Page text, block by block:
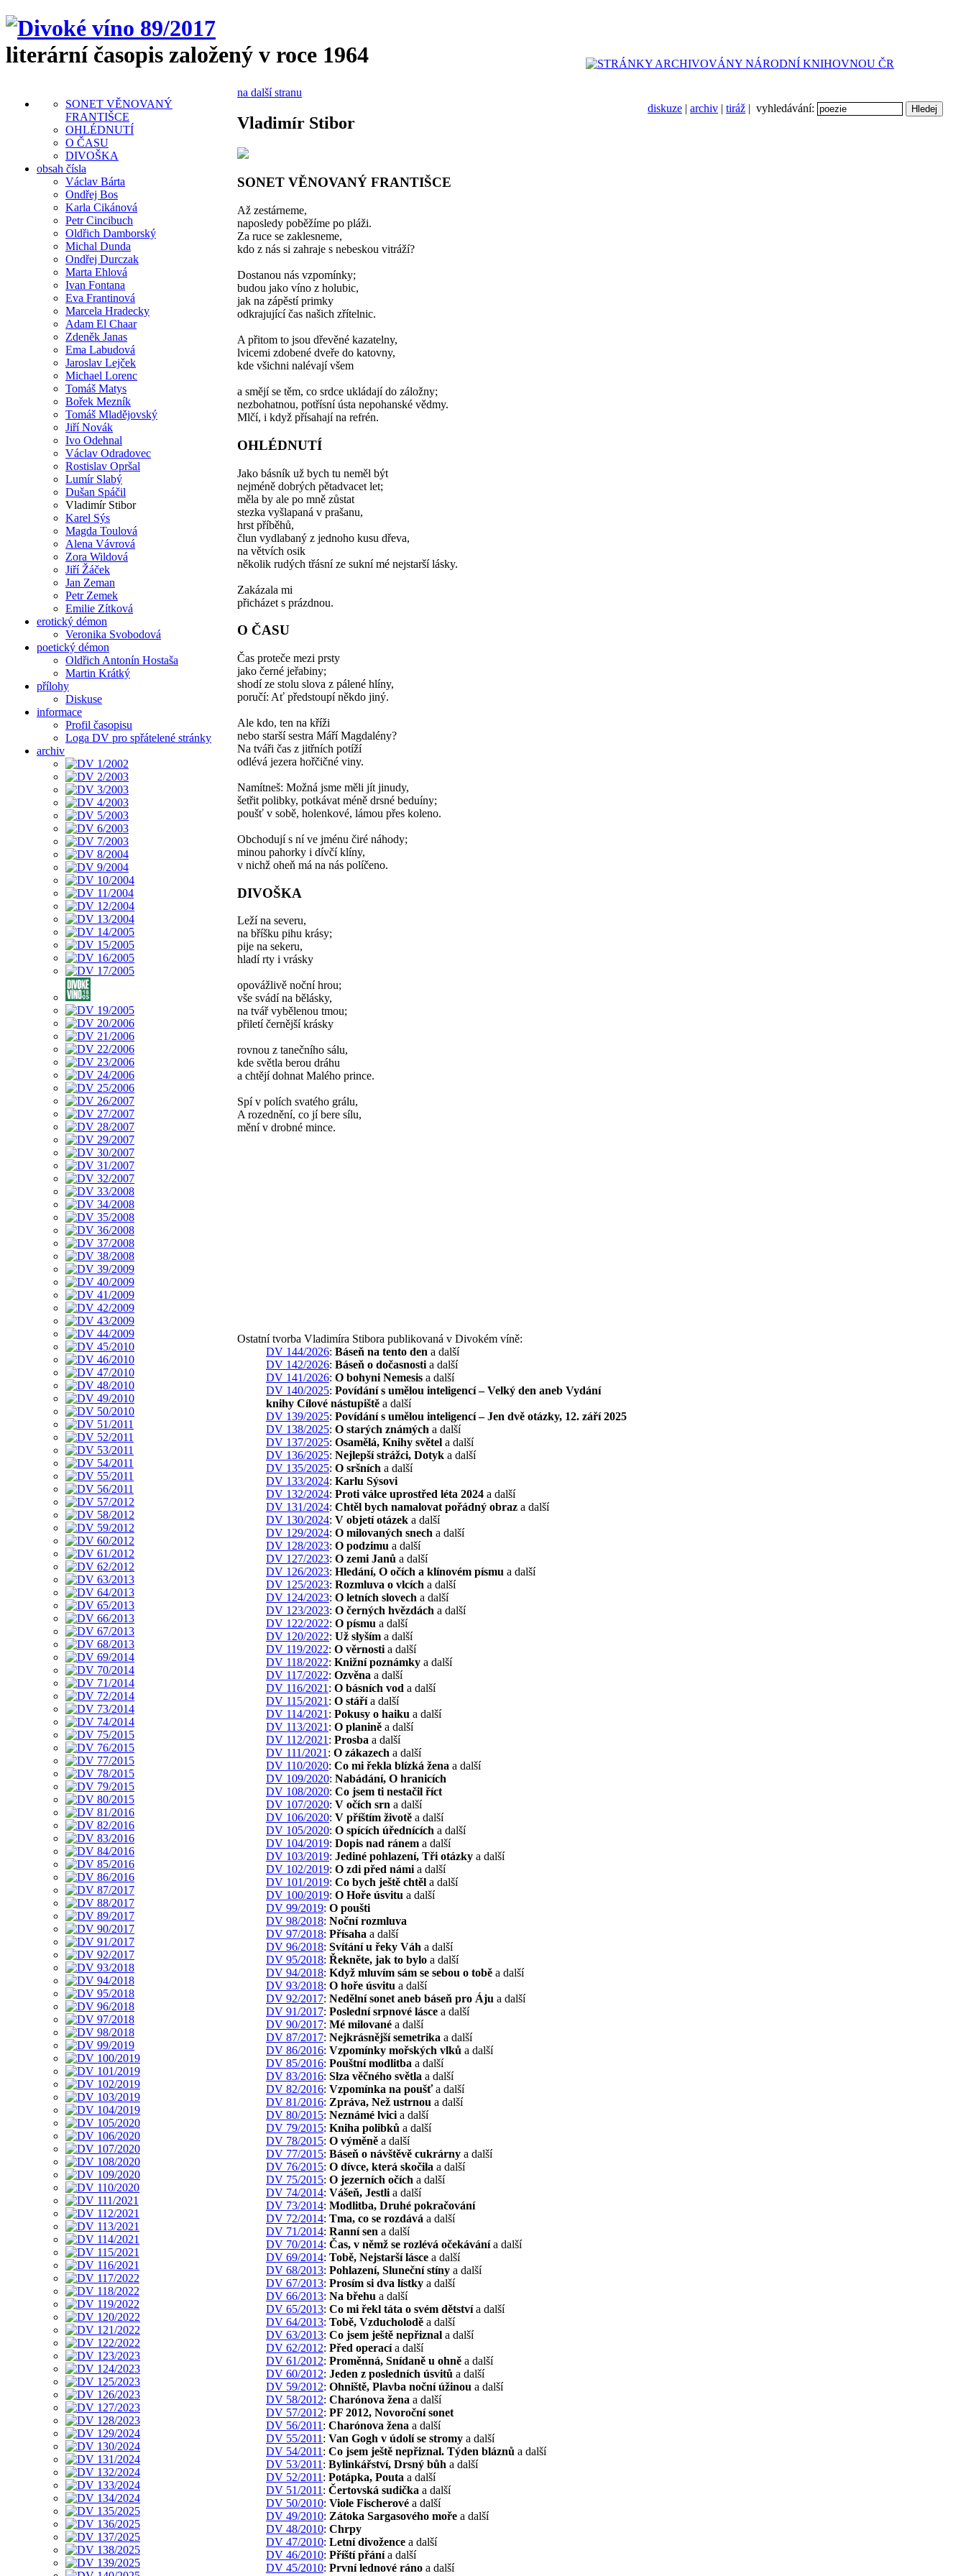
literární časopis založený v roce 1964
diskuze | archiv | tiráž | vyhledávání:
SONET VĚNOVANÝ
FRANTIŠCE
OHLÉDNUTÍ
O ČASU
DIVOŠKA
obsah čísla
Václav Bárta
Ondřej Bos
Karla Cikánová
Petr Cincibuch
Oldřich Damborský
Michal Dunda
Ondřej Durczak
Marta Ehlová
Ivan Fontana
Eva Frantinová
Marcela Hradecky
Adam El Chaar
Zdeněk Janas
Ema Labudová
Jaroslav Lejček
Michael Lorenc
Tomáš Matys
Bořek Mezník
Tomáš Mladějovský
Jiří Novák
Ivo Odehnal
Václav Odradovec
Rostislav Opršal
Lumír Slabý
Dušan Spáčil
Vladimír Stibor
Karel Sýs
Magda Toulová
Alena Vávrová
Zora Wildová
Jiří Žáček
Jan Zeman
Petr Zemek
Emilie Zítková
erotický démon
Veronika Svobodová
poetický démon
Oldřich Antonín Hostaša
Martin Krátký
přílohy
Diskuse
informace
Profil časopisu
Loga DV pro spřátelené stránky
archiv
na další stranu
Vladimír Stibor
SONET VĚNOVANÝ FRANTIŠCE
Až zestárneme,
naposledy poběžíme po pláži.
Za ruce se zaklesneme,
kdo z nás si zahraje s nebeskou vitráží?
Dostanou nás vzpomínky;
budou jako víno z holubic,
jak na zápěstí primky
odkrajující čas našich zřítelnic.
A přitom to jsou dřevěné kazatelny,
lvicemi zdobené dveře do katovny,
kde všichni nalévají všem
a smějí se těm, co srdce ukládají do záložny;
nezbohatnou, potřísní ústa nepohanské vědmy.
Mlčí, i když přísahají na refrén.
OHLÉDNUTÍ
Jako básník už bych tu neměl být
nejméně dobrých pětadvacet let;
měla by ale po mně zůstat
stezka vyšlapaná v prašanu,
hrst příběhů,
člun vydlabaný z jednoho kusu dřeva,
na větvích osik
několik rudých třásní ze sukní mé nejstarší lásky.
Zakázala mi
přicházet s prázdnou.
O ČASU
Čas proteče mezi prsty
jako černé jeřabiny;
shodí ze stolu slova z pálené hlíny,
poručí: Ať předstoupí někdo jiný.
Ale kdo, ten na kříži
nebo starší sestra Máří Magdalény?
Na tváři čas z jitřních potíží
odlévá jezera hořčičné viny.
Namítneš: Možná jsme měli jít jinudy,
šetřit polibky, potkávat méně drsné beduíny;
poušť v sobě, holenkové, lámou přes koleno.
Obchodují s ní ve jménu čiré náhody;
minou pahorky i dívčí klíny,
v nichž oheň má na nás políčeno.
DIVOŠKA
Leží na severu,
na bříšku pihu krásy;
pije na sekeru,
hladí rty i vrásky
opovážlivě noční hrou;
vše svádí na bělásky,
na tvář vybělenou tmou;
přiletí černější krásky
rovnou z tanečního sálu,
kde světla berou dráhu
a chtějí dohnat Malého prince.
Spí v polích svatého grálu,
A rozednění, co jí bere sílu,
mění v drobné mince.
Ostatní tvorba Vladimíra Stibora publikovaná v Divokém víně:
DV 144/2026: Báseň na tento den a další
DV 142/2026: Báseň o dočasnosti a další
DV 141/2026: O bohyni Nemesis a další
DV 140/2025: Povídání s umělou inteligencí – Velký den aneb Vydání
knihy Cílové nástupiště a další
DV 139/2025: Povídání s umělou inteligencí – Jen dvě otázky, 12. září 2025
DV 138/2025: O starých známých a další
DV 137/2025: Osamělá, Knihy světel a další
DV 136/2025: Nejlepší strážci, Dotyk a další
DV 135/2025: O sršních a další
DV 133/2024: Karlu Sýsovi
DV 132/2024: Proti válce uprostřed léta 2024 a další
DV 131/2024: Chtěl bych namalovat pořádný obraz a další
DV 130/2024: V objetí otázek a další
DV 129/2024: O milovaných snech a další
DV 128/2023: O podzimu a další
DV 127/2023: O zemi Janů a další
DV 126/2023: Hledání, O očích a klínovém písmu a další
DV 125/2023: Rozmluva o vlcích a další
DV 124/2023: O letních slovech a další
DV 123/2023: O černých hvězdách a další
DV 122/2022: O písmu a další
DV 120/2022: Už slyším a další
DV 119/2022: O věrnosti a další
DV 118/2022: Knižní poznámky a další
DV 117/2022: Ozvěna a další
DV 116/2021 : O básních vod a další
DV 115/2021 : O stářía další
DV 114/2021 : Pokusy o haiku a další
DV 113/2021 : O planině a další
DV 112/2021 : Prosba a další
DV 111/2021 : O zákazech a další
DV 110/2020: Co mi řekla blízká žena a další
DV 109/2020: Nabádání, O hranicích
DV 108/2020: Co jsem ti nestačil říct
DV 107/2020: V očích srn a další
DV 106/2020: V příštím životě a další
DV 105/2020: O spících úřednících a další
DV 104/2019: Dopis nad ránem a další
DV 103/2019: Jediné pohlazení, Tři otázky a další
DV 102/2019: O zdi před námi a další
DV 101/2019: Co bych ještě chtěl a další
DV 100/2019: O Hoře úsvitu a další
DV 99/2019: O poušti
DV 98/2018: Noční rozmluva
DV 97/2018: Přísaha a další
DV 96/2018: Svítání u řeky Váh a další
DV 95/2018: Řekněte, jak to bylo a další
DV 94/2018: Když mluvím sám se sebou o tobě a další
DV 93/2018: O hoře úsvitu a další
DV 92/2017: Nedělní sonet aneb báseň pro Áju a další
DV 91/2017: Poslední srpnové lásce a další
DV 90/2017: Mé milované a další
DV 87/2017: Nejkrásnější semetrika a další
DV 86/2016: Vzpomínky mořských vlků a další
DV 85/2016: Pouštní modlitba a další
DV 83/2016: Slza věčného světla a další
DV 82/2016: Vzpomínka na poušťa další
DV 81/2016: Zpráva, Než ustrnou a další
DV 80/2015: Neznámé lvici a další
DV 79/2015: Kniha polibků a další
DV 78/2015: O výměně a další
DV 77/2015: Báseň o návštěvě cukrárny a další
DV 76/2015: O dívce, která skočila a další
DV 75/2015: O jezerních očích a další
DV 74/2014: Vášeň, Jestli a další
DV 73/2014: Modlitba, Druhé pokračování
DV 72/2014: Tma, co se rozdává a další
DV 71/2014: Ranní sen a další
DV 70/2014: Čas, v němž se rozlévá očekávánía další
DV 69/2014: Tobě, Nejstarší lásce a další
DV 68/2013: Pohlazení, Sluneční stíny a další
DV 67/2013: Prosím si dva lístky a další
DV 66/2013: Na břehu a další
DV 65/2013: Co mi řekl táta o svém dětstvía další
DV 64/2013: Tobě, Vzducholodě a další
DV 63/2013: Co jsem ještě nepřiznal a další
DV 62/2012: Před operacía další
DV 61/2012: Proměnná, Snídaně u ohně a další
DV 60/2012: Jeden z posledních úsvitů a další
DV 59/2012: Ohniště, Plavba noční úžinou a další
DV 58/2012: Charónova žena a další
DV 57/2012: PF 2012, Novoroční sonet
DV 56/2011 : Charónova žena a další
DV 55/2011 : Van Gogh v údolí se stromy a další
DV 54/2011 : Co jsem ještě nepřiznal. Týden bláznů a další
DV 53/2011 : Bylinkářství, Drsný bůh a další
DV 52/2011 : Potápka, Pouta a další
DV 51/2011 : Čertovská sudička a další
DV 50/2010: Viole Fischerové a další
DV 49/2010: Zátoka Sargasového moře a další
DV 48/2010: Chrpy
DV 47/2010: Letní divožence a další
DV 46/2010: Příští přánía další
DV 45/2010: První lednové ráno a další